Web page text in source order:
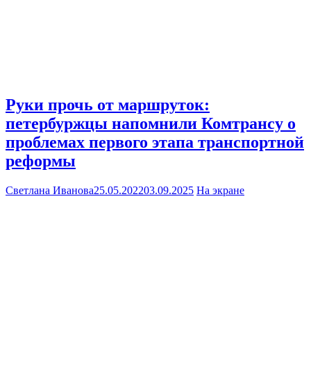
Руки прочь от маршруток:
петербуржцы напомнили Комтрансу о
проблемах первого этапа транспортной
реформы
Светлана Иванова25.05.202203.09.2025 На экране